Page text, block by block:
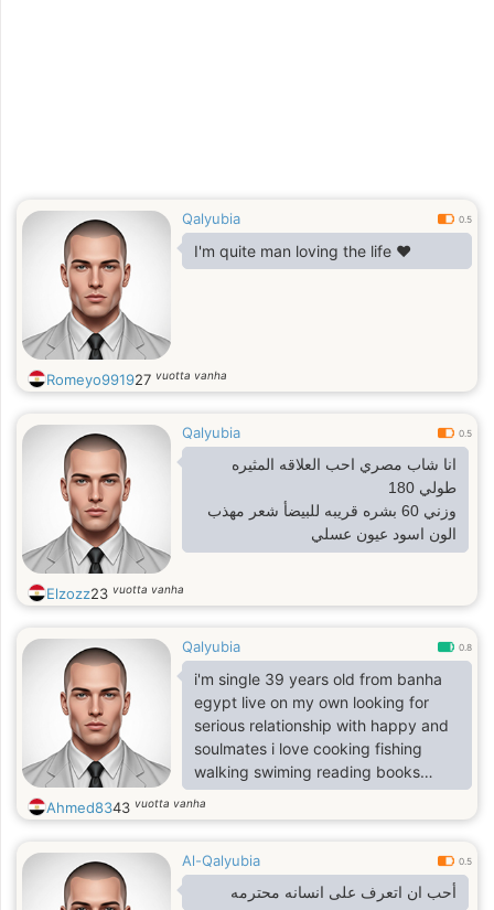
Qalyubia 0.5
I'm quite man loving the life ❤️
Romeyo991927 vuotta vanha
Qalyubia 0.5
انا شاب مصري احب العلاقه المثيره
طولي 180
وزني 60 بشره قريبه للبيضأ شعر مهذب
الون اسود عيون عسلي
Elzozz23 vuotta vanha
Qalyubia 0.8
i'm single 39 years old from banha
egypt live on my own looking for
serious relationship with happy and
soulmates i love cooking fishing
walking swiming reading books
fears god
Ahmed8343 vuotta vanha
Al-Qalyubia 0.5
أحب ان اتعرف على انسانه محترمه